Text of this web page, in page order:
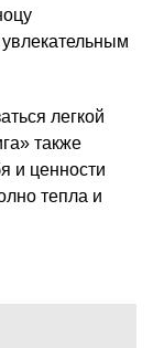
легкой
также
и ценности
тепла и